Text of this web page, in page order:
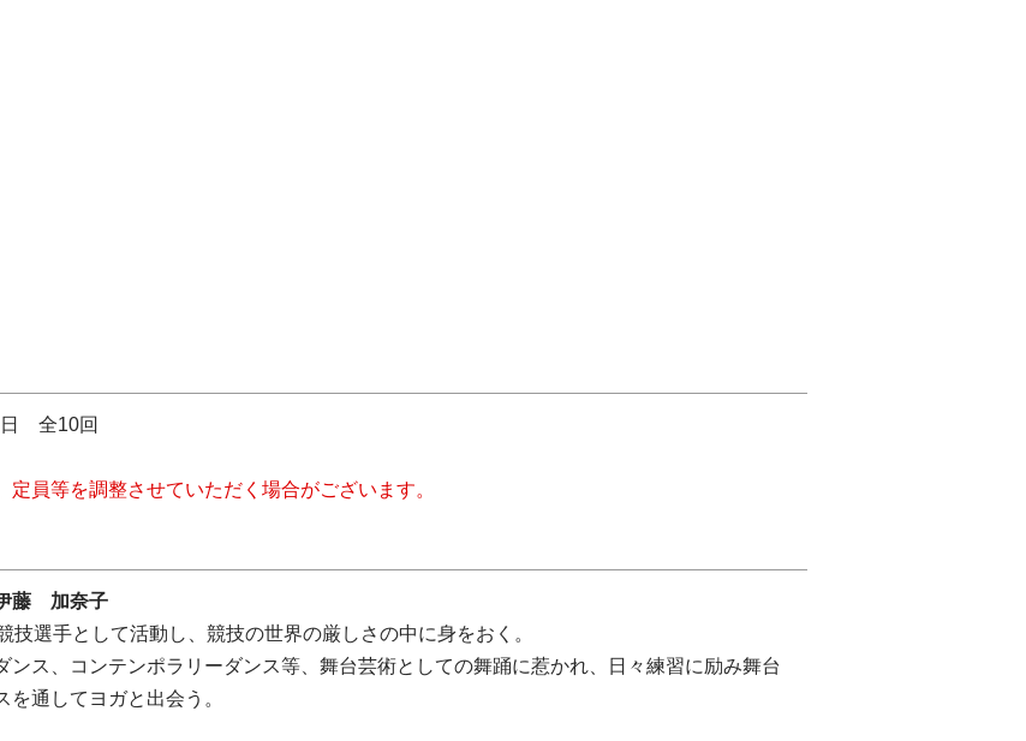
全10回
員等を調整させていただく場合がございます。
藤 加奈子
技選手として活動し、競技の世界の厳しさの中に身をおく。
ンス、コンテンポラリーダンス等、舞台芸術としての舞踊に惹かれ、日々練習に励み舞台
通してヨガと出会う。